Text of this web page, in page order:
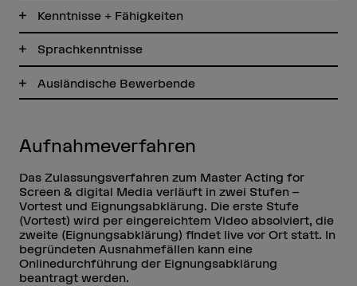
Kenntnisse + Fähigkeiten
Sprachkenntnisse
Ausländische Bewerbende
Aufnahmeverfahren
Das Zulassungsverfahren zum Master Acting for
Screen & digital Media verläuft in zwei Stufen –
Vortest und Eignungsabklärung. Die erste Stufe
(Vortest) wird per eingereichtem Video absolviert, die
zweite (Eignungsabklärung) findet live vor Ort statt. In
begründeten Ausnahmefällen kann eine
Onlinedurchführung der Eignungsabklärung
beantragt werden.